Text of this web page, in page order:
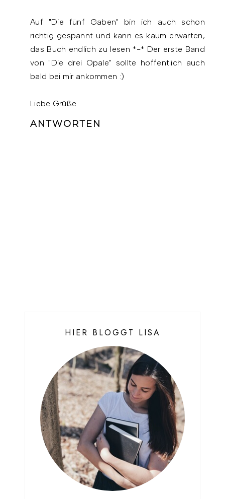
Auf "Die fünf Gaben" bin ich auch schon
richtig gespannt und kann es kaum erwarten,
das Buch endlich zu lesen *-* Der erste Band
von "Die drei Opale" sollte hoffentlich auch
bald bei mir ankommen :)
Liebe Grüße
ANTWORTEN
HIER BLOGGT LISA